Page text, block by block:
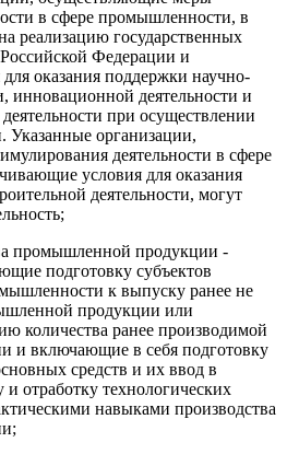
в сфере промышленности, в
реализацию государственных
Федерации и
оказания поддержки научно-
инновационной деятельности и
при осуществлении
организации,
деятельности в сфере
условия для оказания
деятельности, могут
промышленной продукции -
подготовку субъектов
к выпуску ранее не
продукции или
количества ранее производимой
и включающие в себя подготовку
средств и их ввод в
и отработку технологических
навыками производства